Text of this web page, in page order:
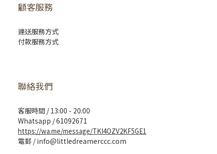
顧客服務
運送服務方式
付款服務方式
聯絡我們
客服時間 / 13:00 - 20:00
Whatsapp / 61092671
https://wa.me/message/TKI4OZV2KF5GE1
電郵 / info@littledreamerccc.com